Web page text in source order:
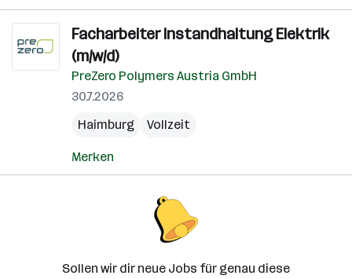
Facharbeiter Instandhaltung Elektrik
(m/w/d)
PreZero Polymers Austria GmbH
30.7.2026
Haimburg
Vollzeit
Merken
Sollen wir dir neue Jobs für genau diese